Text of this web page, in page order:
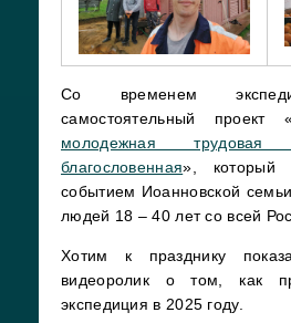
Со временем
самостоятельный проект
молодежная трудовая
благословенная», который
событием Иоанновской
людей 18 – 40 лет со всей
Хотим к празднику
видеоролик о том, как
экспедиция в 2025 году.